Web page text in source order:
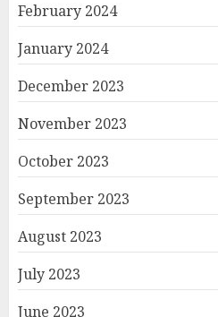
February 2024
January 2024
December 2023
November 2023
October 2023
September 2023
August 2023
July 2023
June 2023